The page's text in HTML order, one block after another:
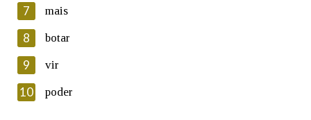
seu dereito de acceso, rectificación, oposición e cancelación dos
seus datos poñéndose en contacto connosco.
Lin e acepto as condicións da política de
Introduce o código que aparece na imaxe:
7 mais
8 botar
9 vir
10 poder